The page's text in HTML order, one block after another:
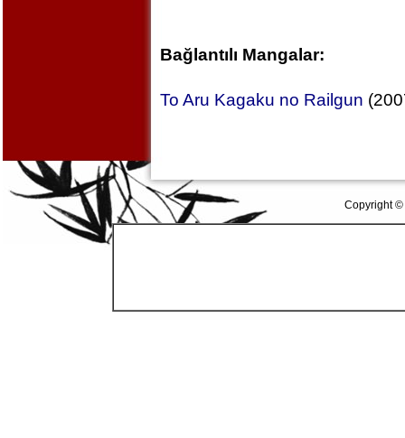
Bağlantılı Mangalar:
To Aru Kagaku no Railgun
Copyright ©